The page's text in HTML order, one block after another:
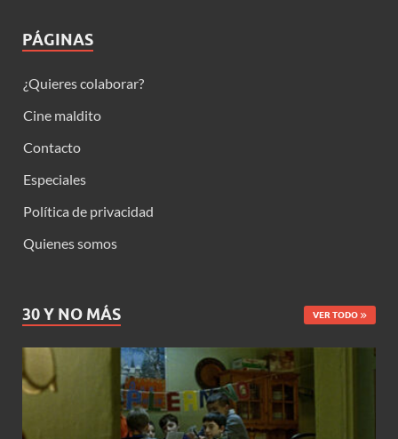
PÁGINAS
¿Quieres colaborar?
Cine maldito
Contacto
Especiales
Política de privacidad
Quienes somos
30 Y NO MÁS VER TODO